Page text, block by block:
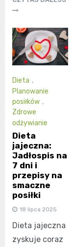
Dieta ,
Planowanie
posiłków ,
Zdrowe
odżywianie
Dieta
jajeczna:
Jadłospis na
7 dni i
przepisy na
smaczne
posiłki
18 lipca 2025
Dieta jajeczna
zyskuje coraz